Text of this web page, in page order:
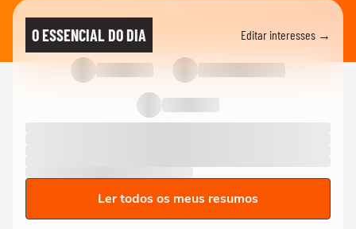
O ESSENCIAL DO DIA Editar interesses →
Ler todos os meus resumos